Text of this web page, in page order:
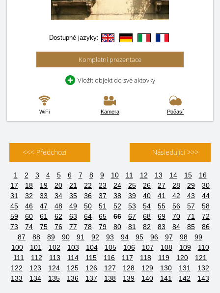
Dostupné jazyky:
Kompletní prezentace
Vložit objekt do své aktovky
WiFi Kamera Počasí
<<< Předchozí Následující >>>
1 2 3 4 5 6 7 8 9 10 11 12 13 14 15
16
17
18 19 20 21 22 23 24 25 26 27 28 29
30
31
32 33 34 35 36 37 38 39 40 41 42 43
44
45
46 47 48 49 50 51 52 53 54 55 56 57
58
59
60 61 62 63 64 65 66 67 68 69 70 71
72
73
74 75 76 77 78 79 80 81 82 83 84 85
86
87
88 89 90 91 92 93 94 95 96 97 98
99
100
101 102 103 104 105 106 107 108 109
110
111
112 113 114 115 116 117 118 119 120
121
122
123 124 125 126 127 128 129 130 131
132
133
134 135 136 137 138 139 140 141 142 143